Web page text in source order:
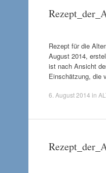
Rezept für die
August 2014,
ist nach Ansicht
Einschätzung, die
6. August 2014 in